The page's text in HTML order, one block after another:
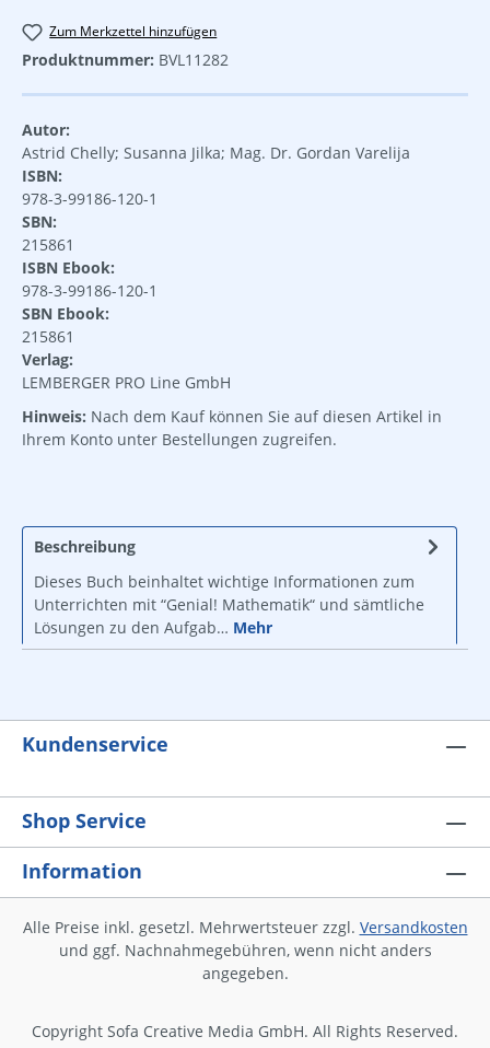
Zum Merkzettel hinzufügen
Produktnummer: BVL11282
Autor:
Astrid Chelly; Susanna Jilka; Mag. Dr. Gordan Varelija
ISBN:
978-3-99186-120-1
SBN:
215861
ISBN Ebook:
978-3-99186-120-1
SBN Ebook:
215861
Verlag:
LEMBERGER PRO Line GmbH
Hinweis: Nach dem Kauf können Sie auf diesen Artikel in
Ihrem Konto unter Bestellungen zugreifen.
Beschreibung
Dieses Buch beinhaltet wichtige Informationen zum
Unterrichten mit “Genial! Mathematik“ und sämtliche
Lösungen zu den Aufgab… Mehr
Kundenservice
Shop Service
Information
Alle Preise inkl. gesetzl. Mehrwertsteuer zzgl. Versandkosten
und ggf. Nachnahmegebühren, wenn nicht anders
angegeben.
Copyright Sofa Creative Media GmbH. All Rights Reserved.